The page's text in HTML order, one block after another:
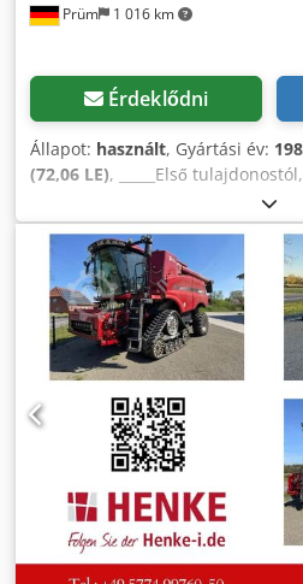
Prüm 1 016 km
Érdeklődni
Állapot: használt, Gyártási év:
(72,06 LE), _____Első
IHC 754 XL traktor. Üzemórák: kb.
Első hidraulikus emelő Első
sebességváltó Ár: 24 500,00
Aaxoha Tárolóhely: nincs